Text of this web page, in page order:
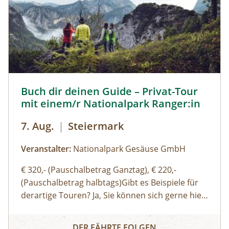
Buch dir deinen Guide – Privat-Tour
mit einem/r Nationalpark Ranger:in
7. Aug. | Steiermark
Veranstalter: Nationalpark Gesäuse GmbH
€ 320,- (Pauschalbetrag Ganztag), € 220,-
(Pauschalbetrag halbtags)Gibt es Beispiele für
derartige Touren? Ja, Sie können sich gerne hier
einen Überblick über unsere Standard-Touren
Buch dir deinen Guide – Privat-Tour mit einem/r